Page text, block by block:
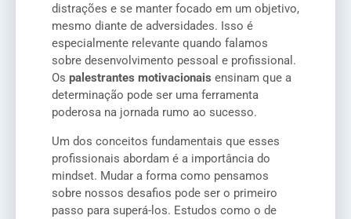
distrações e se manter focado em um objetivo,
mesmo diante de adversidades. Isso é
especialmente relevante quando falamos
sobre desenvolvimento pessoal e profissional.
Os palestrantes motivacionais ensinam que a
determinação pode ser uma ferramenta
poderosa na jornada rumo ao sucesso.
Um dos conceitos fundamentais que esses
profissionais abordam é a importância do
mindset. Mudar a forma como pensamos
sobre nossos desafios pode ser o primeiro
passo para superá-los. Estudos como o de